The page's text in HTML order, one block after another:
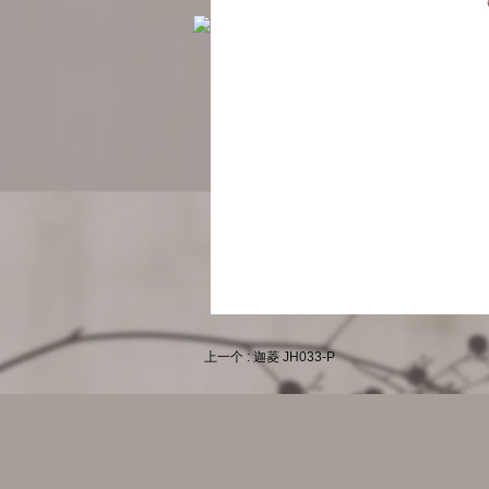
上一个 : 迦菱 JH033-P